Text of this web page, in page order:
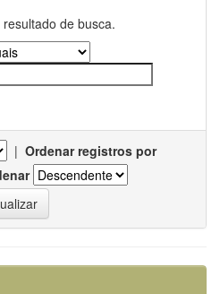
de busca.
| Ordenar registros por